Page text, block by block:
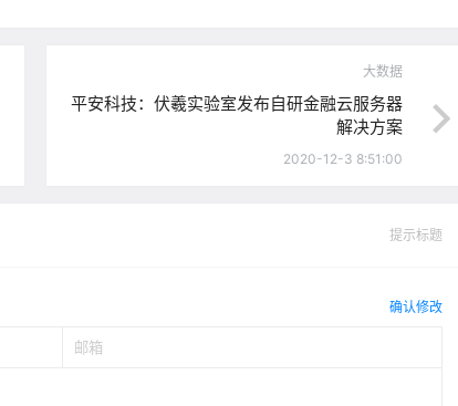
大数据
平安科技：伏羲实验室发布自研金融云服务器
解决方案
2020-12-3 8:51:00
提示标题
确认修改